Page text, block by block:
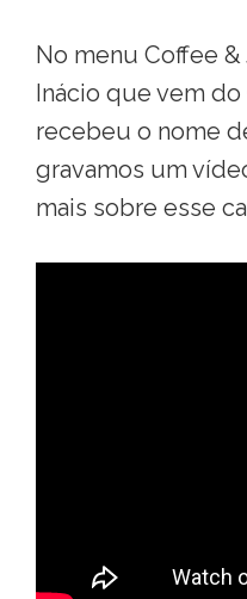
No menu Coffee &
Inácio que vem
recebeu o nome
gravamos um
mais sobre esse